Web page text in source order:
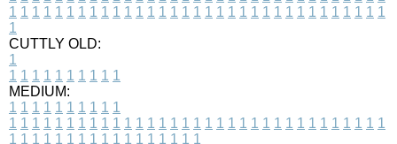
1 1 1 1 1 1 1 1 1 1 1 1 1 1 1 1 1 1 1 1 1 1 1 1 1 1 1 1 1 1 1 1 1
1
CUTTLY OLD:
1
1 1 1 1 1 1 1 1 1 1
MEDIUM:
1 1 1 1 1 1 1 1 1 1
1 1 1 1 1 1 1 1 1 1 1 1 1 1 1 1 1 1 1 1 1 1 1 1 1 1 1 1 1 1 1 1 1
1 1 1 1 1 1 1 1 1 1 1 1 1 1 1 1 1